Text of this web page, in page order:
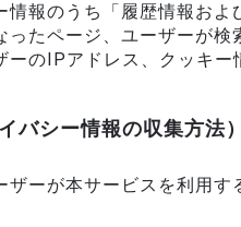
情報のうち「履歴情報お
ったページ、ユーザーが
ーのIPアドレス、クッキー
バシー情報の収集方法）
ザーが本サービスを利用